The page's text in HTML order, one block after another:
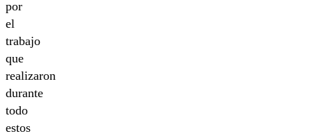
por
el
trabajo
que
realizaron
durante
todo
estos